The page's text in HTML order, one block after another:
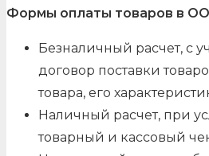
Формы оплаты товаров в
Безналичный расчет, с
договор поставки
товара, его
Наличный расчет, при
товарный и кассовый